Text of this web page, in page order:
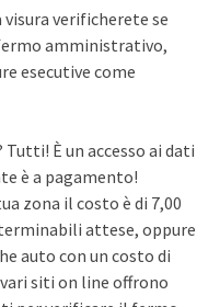
verificherete se
amministrativo,
esecutive come
È un accesso ai dati
è a pagamento!
zona il costo è di 7,00
attese, oppure
auto con un costo di
siti on line offrono